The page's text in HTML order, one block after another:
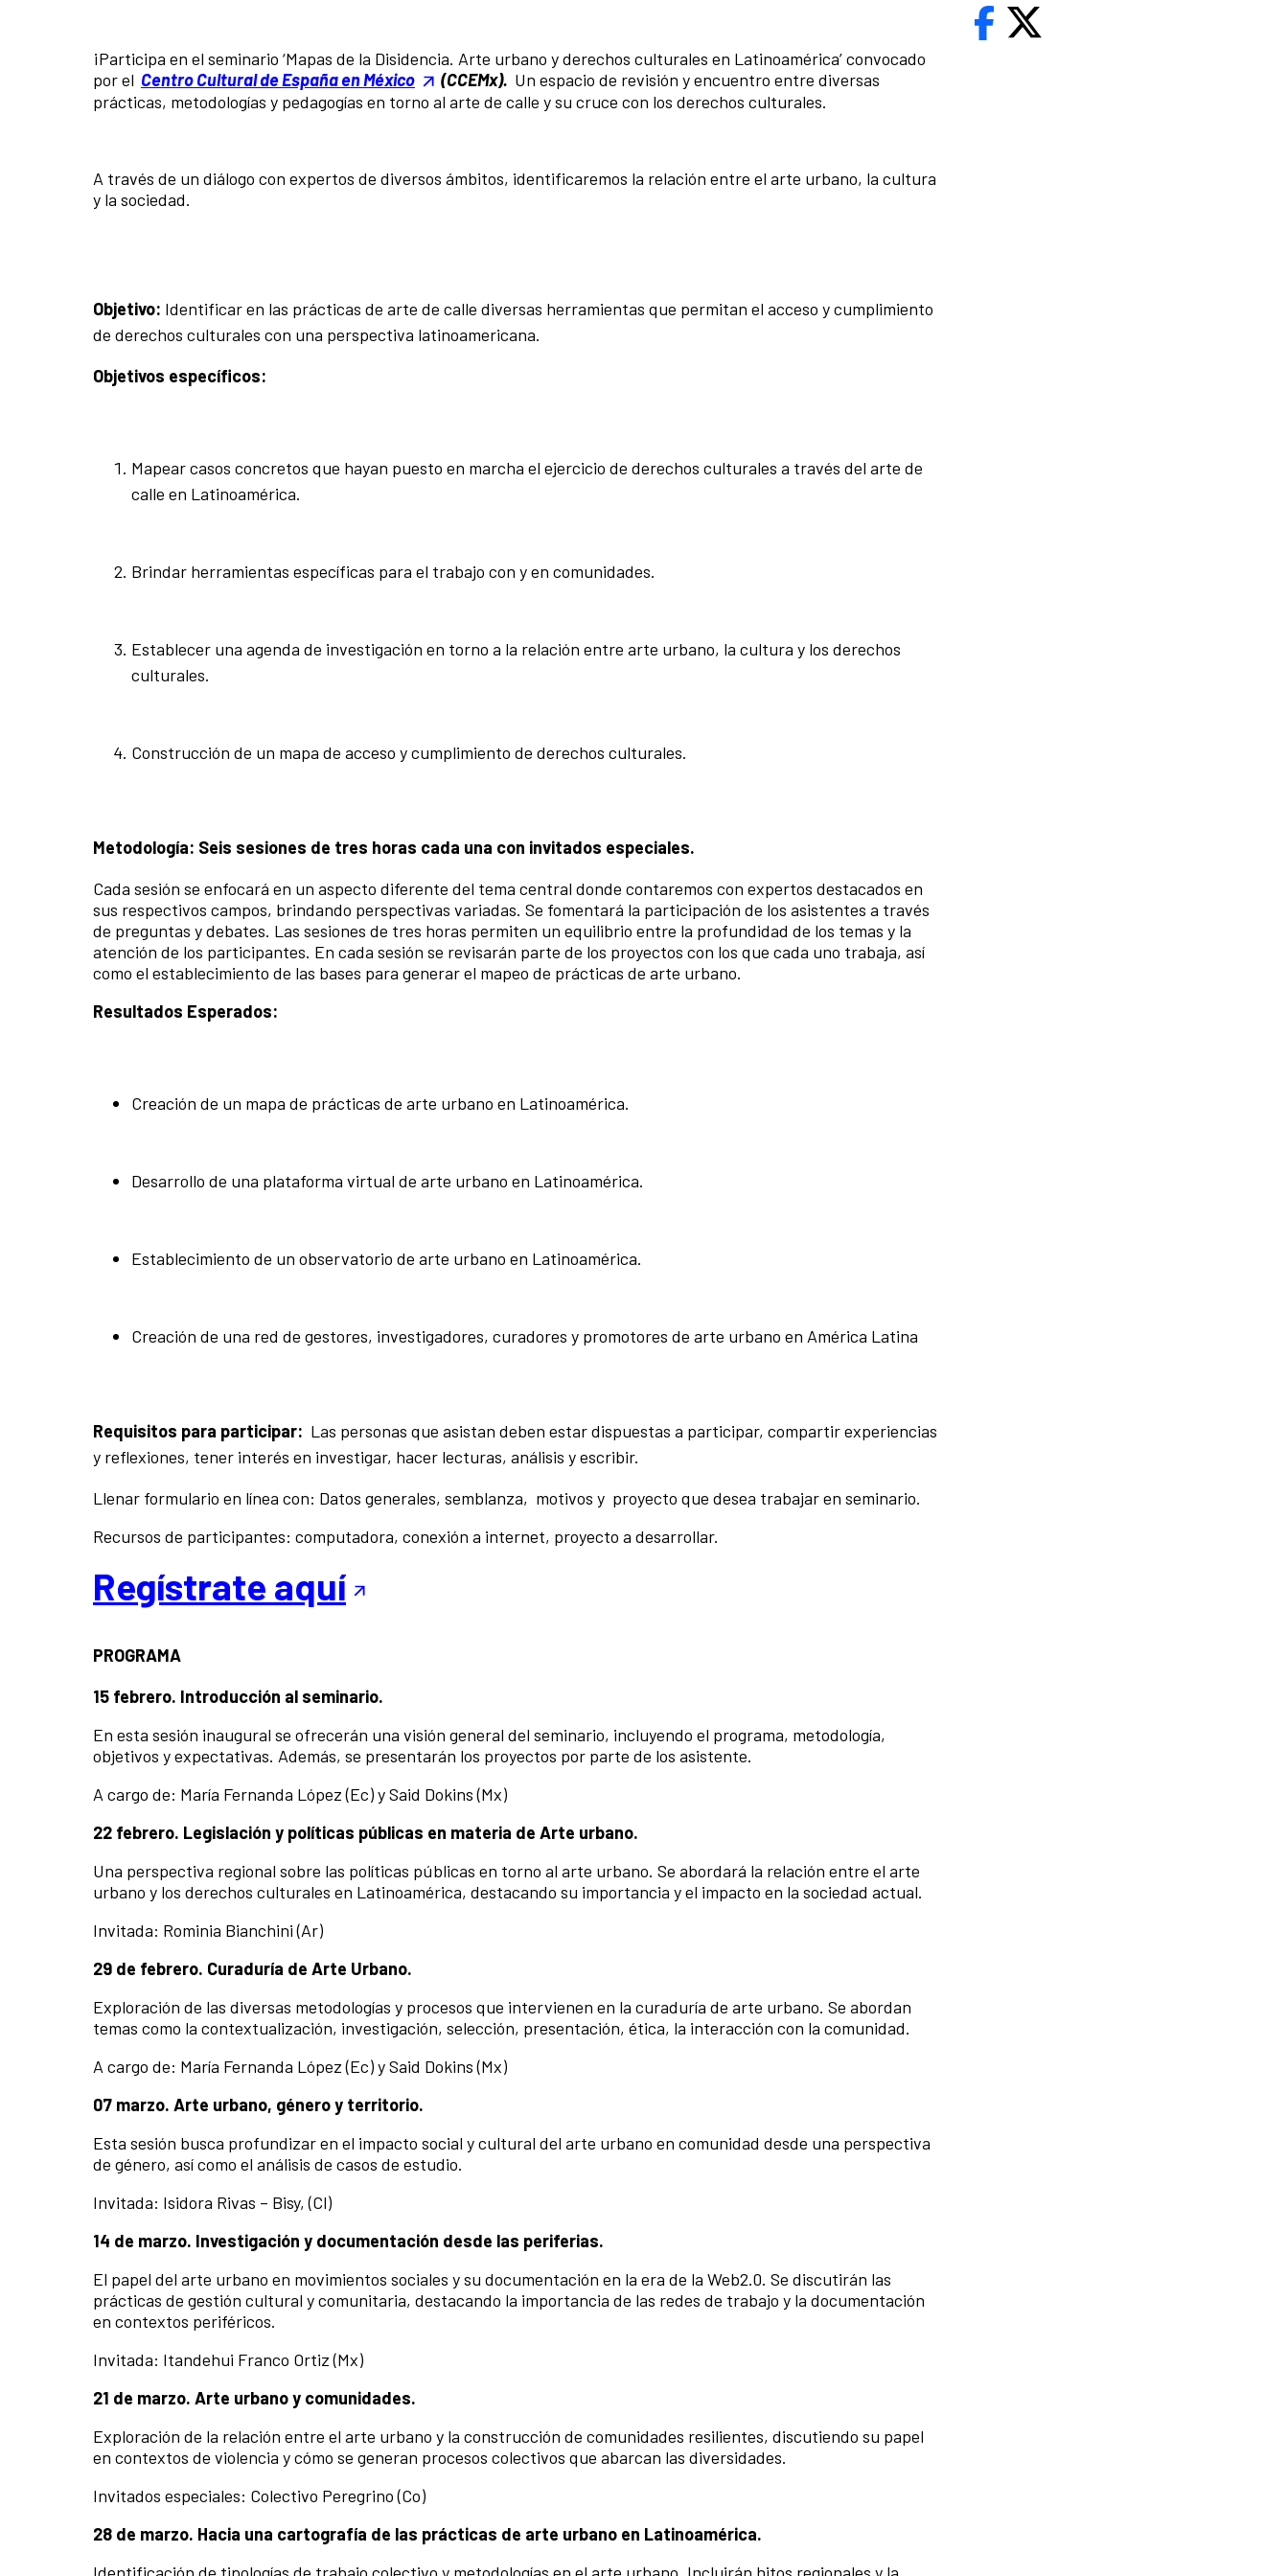
¡Participa en el seminario ‘Mapas de la Disidencia. Arte urbano y derechos culturales en Latinoamérica’ convocado
por el Centro Cultural de España en México (CCEMx). Un espacio de revisión y encuentro entre diversas
prácticas, metodologías y pedagogías en torno al arte de calle y su cruce con los derechos culturales.
A través de un diálogo con expertos de diversos ámbitos, identificaremos la relación entre el arte urbano, la cultura
y la sociedad.
Objetivo: Identificar en las prácticas de arte de calle diversas herramientas que permitan el acceso y cumplimiento
de derechos culturales con una perspectiva latinoamericana.
Objetivos específicos:
Mapear casos concretos que hayan puesto en marcha el ejercicio de derechos culturales a través del arte de
calle en Latinoamérica.
Brindar herramientas específicas para el trabajo con y en comunidades.
Establecer una agenda de investigación en torno a la relación entre arte urbano, la cultura y los derechos
culturales.
Construcción de un mapa de acceso y cumplimiento de derechos culturales.
Metodología: Seis sesiones de tres horas cada una con invitados especiales.
Cada sesión se enfocará en un aspecto diferente del tema central donde contaremos con expertos destacados en
sus respectivos campos, brindando perspectivas variadas. Se fomentará la participación de los asistentes a través
de preguntas y debates. Las sesiones de tres horas permiten un equilibrio entre la profundidad de los temas y la
atención de los participantes. En cada sesión se revisarán parte de los proyectos con los que cada uno trabaja, así
como el establecimiento de las bases para generar el mapeo de prácticas de arte urbano.
Resultados Esperados:
Creación de un mapa de prácticas de arte urbano en Latinoamérica.
Desarrollo de una plataforma virtual de arte urbano en Latinoamérica.
Establecimiento de un observatorio de arte urbano en Latinoamérica.
Creación de una red de gestores, investigadores, curadores y promotores de arte urbano en América Latina
Requisitos para participar: Las personas que asistan deben estar dispuestas a participar, compartir experiencias
y reflexiones, tener interés en investigar, hacer lecturas, análisis y escribir.
Llenar formulario en línea con: Datos generales, semblanza, motivos y proyecto que desea trabajar en seminario.
Recursos de participantes: computadora, conexión a internet, proyecto a desarrollar.
Regístrate aquí
PROGRAMA
15 febrero. Introducción al seminario.
En esta sesión inaugural se ofrecerán una visión general del seminario, incluyendo el programa, metodología,
objetivos y expectativas. Además, se presentarán los proyectos por parte de los asistente.
A cargo de: María Fernanda López (Ec) y Said Dokins (Mx)
22 febrero. Legislación y políticas públicas en materia de Arte urbano.
Una perspectiva regional sobre las políticas públicas en torno al arte urbano. Se abordará la relación entre el arte
urbano y los derechos culturales en Latinoamérica, destacando su importancia y el impacto en la sociedad actual.
Invitada: Rominia Bianchini (Ar)
29 de febrero. Curaduría de Arte Urbano.
Exploración de las diversas metodologías y procesos que intervienen en la curaduría de arte urbano. Se abordan
temas como la contextualización, investigación, selección, presentación, ética, la interacción con la comunidad.
A cargo de: María Fernanda López (Ec) y Said Dokins (Mx)
07 marzo. Arte urbano, género y territorio.
Esta sesión busca profundizar en el impacto social y cultural del arte urbano en comunidad desde una perspectiva
de género, así como el análisis de casos de estudio.
Invitada: Isidora Rivas – Bisy, (Cl)
14 de marzo. Investigación y documentación desde las periferias.
El papel del arte urbano en movimientos sociales y su documentación en la era de la Web2.0. Se discutirán las
prácticas de gestión cultural y comunitaria, destacando la importancia de las redes de trabajo y la documentación
en contextos periféricos.
Invitada: Itandehui Franco Ortiz (Mx)
21 de marzo. Arte urbano y comunidades.
Exploración de la relación entre el arte urbano y la construcción de comunidades resilientes, discutiendo su papel
en contextos de violencia y cómo se generan procesos colectivos que abarcan las diversidades.
Invitados especiales: Colectivo Peregrino (Co)
28 de marzo. Hacia una cartografía de las prácticas de arte urbano en Latinoamérica.